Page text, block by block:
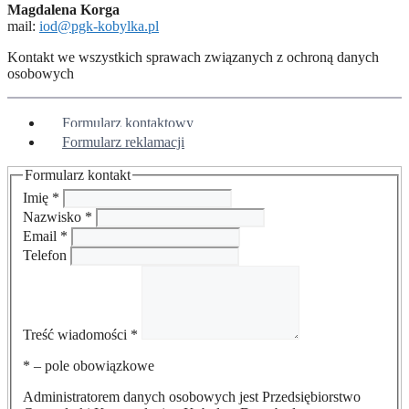
Magdalena Korga
mail: iod@pgk-kobylka.pl
Kontakt we wszystkich sprawach związanych z ochroną danych
osobowych
Formularz kontaktowy
Formularz reklamacji
Formularz kontakt
Imię *
Nazwisko *
Email *
Telefon
Treść wiadomości *
* – pole obowiązkowe
Administratorem danych osobowych jest Przedsiębiorstwo